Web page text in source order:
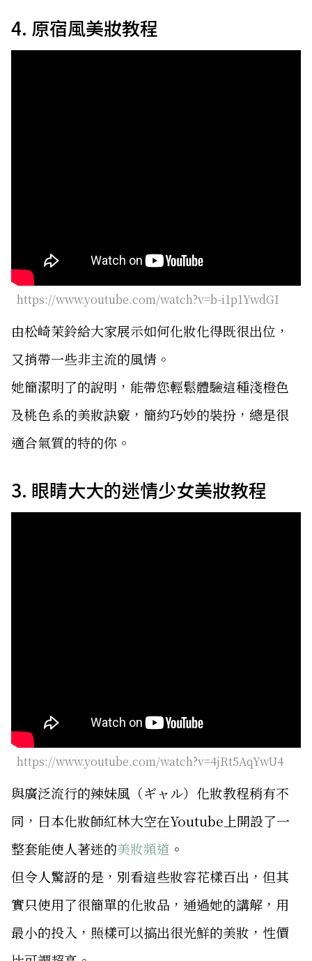
4. 原宿風美妝教程
https://www.youtube.com/watch?v=b-i1p1YwdGI
由松崎茉鈴給大家展示如何化妝化得既很出位，
又捎帶一些非主流的風情。
她簡潔明了的說明，能帶您輕鬆體驗這種淺橙色
及桃色系的美妝訣竅，簡約巧妙的裝扮，總是很
適合氣質的特的你。
3. 眼睛大大的迷情少女美妝教程
https://www.youtube.com/watch?v=4jRt5AqYwU4
與廣泛流行的辣妹風（ギャル）化妝教程稍有不
同，日本化妝師紅林大空在Youtube上開設了一
整套能使人著迷的美妝頻道 。
但令人驚訝的是，別看這些妝容花樣百出，但其
實只使用了很簡單的化妝品，通過她的講解，用
最小的投入，照樣可以搞出很光鮮的美妝，性價